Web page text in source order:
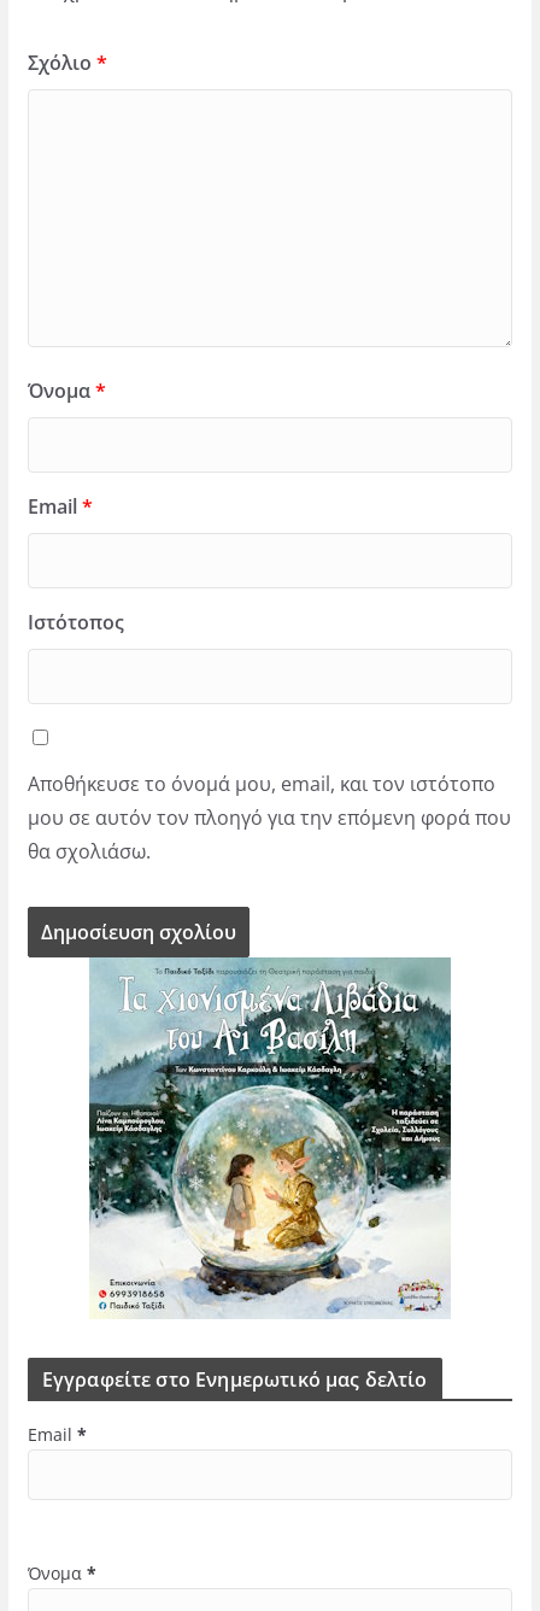
Σχόλιο *
Όνομα*
Email*
Ιστότοπος
Αποθήκευσε το όνομά μου, email, και τον ιστότοπο
μου σε αυτόν τον πλοηγό για την επόμενη φορά που
θα σχολιάσω.
Εγγραφείτε στο Ενημερωτικό μας δελτίο
Email *
Όνομα *